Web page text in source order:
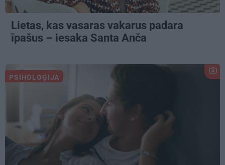
Lietas, kas vasaras vakarus padara
īpašus – iesaka Santa Anča
PSIHOLOĢIJA